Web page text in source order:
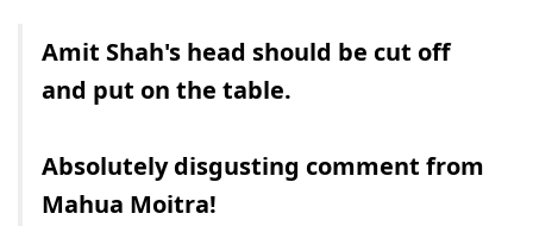
Amit Shah's head should be cut off
and put on the table.
Absolutely disgusting comment from
Mahua Moitra!